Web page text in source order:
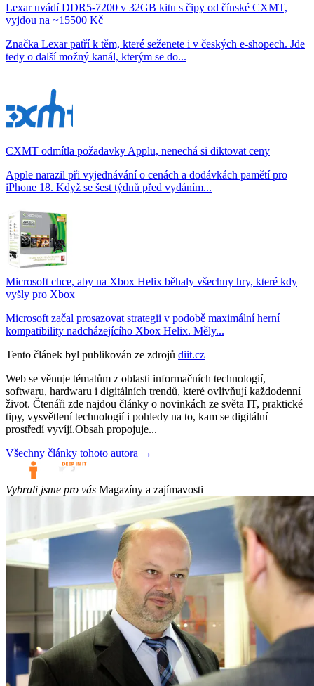
Lexar uvádí DDR5-7200 v 32GB kitu s čipy od čínské CXMT,
vyjdou na ~15500 Kč
Značka Lexar patří k těm, které seženete i v českých e-shopech. Jde
tedy o další možný kanál, kterým se do...
CXMT odmítla požadavky Applu, nenechá si diktovat ceny
Apple narazil při vyjednávání o cenách a dodávkách pamětí pro
iPhone 18. Když se šest týdnů před vydáním...
Microsoft chce, aby na Xbox Helix běhaly všechny hry, které kdy
vyšly pro Xbox
Microsoft začal prosazovat strategii v podobě maximální herní
kompatibility nadcházejícího Xbox Helix. Měly...
Tento článek byl publikován ze zdrojů diit.cz
Web se věnuje tématům z oblasti informačních technologií,
softwaru, hardwaru i digitálních trendů, které ovlivňují každodenní
život. Čtenáři zde najdou články o novinkách ze světa IT, praktické
tipy, vysvětlení technologií i pohledy na to, kam se digitální
prostředí vyvíjí.Obsah propojuje...
Všechny články tohoto autora →
Vybrali jsme pro vás Magazíny a zajímavosti